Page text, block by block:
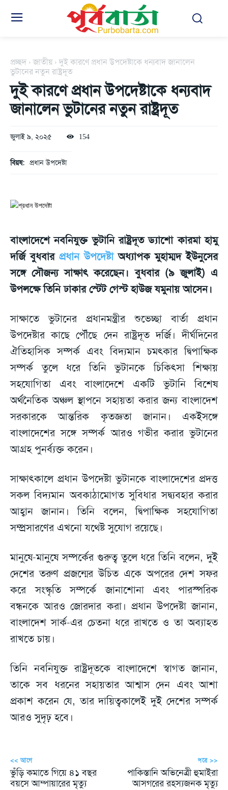
প্রচ্ছদ জাতীয়
দুই কারণে প্রধান উপদেষ্টাকে ধন্যবাদ জানালেন
ভুটানের নতুন রাষ্ট্রদূত
দুই কারণে প্রধান উপদেষ্টাকে ধন্যবাদ
জানালেন ভুটানের নতুন রাষ্ট্রদূত
জুলাই ৯, ২০২৫ 154
বিয়ষ: প্রধান উপদেষ্টা
বাংলাদেশে নবনিযুক্ত ভুটানি রাষ্ট্রদূত ড্যাশো কারমা হামু
দর্জি বুধবার প্রধান উপদেষ্টাঅধ্যাপক মুহাম্মদ ইউনুসের
সঙ্গে সৌজন্য সাক্ষাৎ করেছেন। বুধবার (৯ জুলাই) এ
উপলক্ষে তিনি ঢাকার স্টেট গেস্ট হাউজ যমুনায় আসেন।
সাক্ষাতে ভুটানের প্রধানমন্ত্রীর শুভেচ্ছা বার্তা প্রধান
উপদেষ্টার কাছে পৌঁছে দেন রাষ্ট্রদূত দর্জি। দীর্ঘদিনের
ঐতিহাসিক সম্পর্ক এবং বিদ্যমান চমৎকার দ্বিপাক্ষিক
সম্পর্ক তুলে ধরে তিনি ভুটানকে চিকিৎসা শিক্ষায়
সহযোগিতা এবং বাংলাদেশে একটি ভুটানি বিশেষ
অর্থনৈতিক অঞ্চল স্থাপনে সহায়তা করার জন্য বাংলাদেশ
সরকারকে আন্তরিক কৃতজ্ঞতা জানান। একইসঙ্গে
বাংলাদেশের সঙ্গে সম্পর্ক আরও গভীর করার ভুটানের
আগ্রহ পুনর্ব্যক্ত করেন।
সাক্ষাৎকালে প্রধান উপদেষ্টা ভুটানকে বাংলাদেশের প্রদত্ত
সকল বিদ্যমান অবকাঠামোগত সুবিধার সদ্ব্যবহার করার
আহ্বান জানান। তিনি বলেন, দ্বিপাক্ষিক সহযোগিতা
সম্প্রসারণের এখনো যথেষ্ট সুযোগ রয়েছে।
মানুষে-মানুষে সম্পর্কের গুরুত্ব তুলে ধরে তিনি বলেন, দুই
দেশের তরুণ প্রজন্মের উচিত একে অপরের দেশ সফর
করে সংস্কৃতি সম্পর্কে জানাশোনা এবং পারস্পরিক
বন্ধনকে আরও জোরদার করা। প্রধান উপদেষ্টা জানান,
বাংলাদেশ সার্ক-এর চেতনা ধরে রাখতে ও তা অব্যাহত
রাখতে চায়।
তিনি নবনিযুক্ত রাষ্ট্রদূতকে বাংলাদেশে স্বাগত জানান,
তাকে সব ধরনের সহায়তার আশ্বাস দেন এবং আশা
প্রকাশ করেন যে, তার দায়িত্বকালেই দুই দেশের সম্পর্ক
আরও সুদৃঢ় হবে।
<< আগে
ভুঁড়ি কমাতে গিয়ে ৪১ বছর
বয়সে আম্পায়ারের মৃত্যু
পরে >>
পাকিস্তানি অভিনেত্রী হুমাইরা
আসগরের রহস্যজনক মৃত্যু